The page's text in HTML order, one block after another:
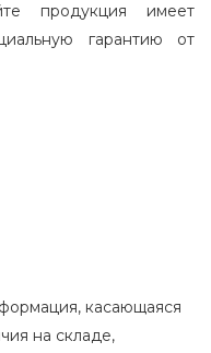
продукция имеет
гарантию от
касающаяся
на складе,